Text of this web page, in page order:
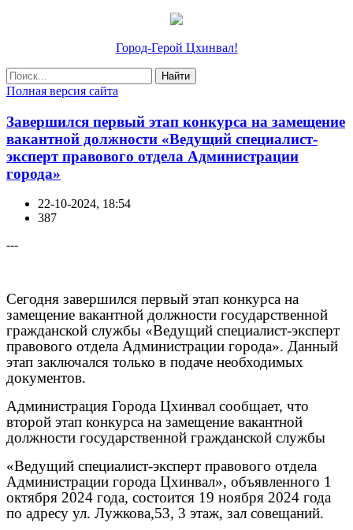
Город-Герой Цхинвал!
Найти
Полная версия сайта
Завершился первый этап конкурса на замещение
вакантной должности «Ведущий специалист-
эксперт правового отдела Администрации
города»
22-10-2024, 18:54
387
---
Сегодня завершился первый этап конкурса на
замещение вакантной должности государственной
гражданской службы «Ведущий специалист-эксперт
правового отдела Администрации города». Данный
этап заключался только в подаче необходимых
документов.
Администрация Города Цхинвал сообщает, что
второй этап конкурса на замещение вакантной
должности государственной гражданской службы
«Ведущий специалист-эксперт правового отдела
Администрации города Цхинвал», объявленного 1
октября 2024 года, состоится 19 ноября 2024 года
по адресу ул. Лужкова,53, 3 этаж, зал совещаний.